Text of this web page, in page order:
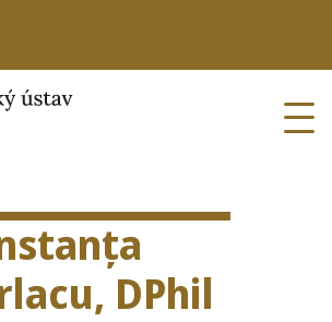
DPhil